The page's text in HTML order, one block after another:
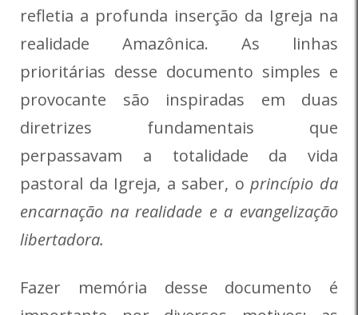
refletia a profunda inserção da Igreja na
realidade Amazônica. As linhas
prioritárias desse documento simples e
provocante são inspiradas em duas
diretrizes fundamentais que
perpassavam a totalidade da vida
pastoral da Igreja, a saber, oprincípio da
encarnação na realidade e a evangelização
libertadora.
Fazer memória desse documento é